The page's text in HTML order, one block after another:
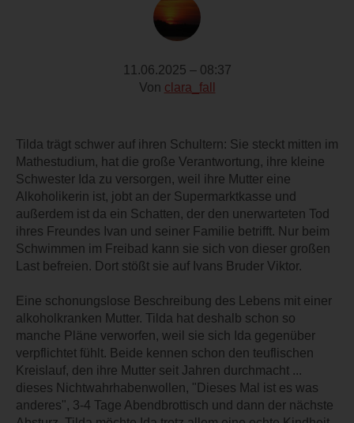
11.06.2025 – 08:37
Von clara_fall
Tilda trägt schwer auf ihren Schultern: Sie steckt mitten im
Mathestudium, hat die große Verantwortung, ihre kleine
Schwester Ida zu versorgen, weil ihre Mutter eine
Alkoholikerin ist, jobt an der Supermarktkasse und
außerdem ist da ein Schatten, der den unerwarteten Tod
ihres Freundes Ivan und seiner Familie betrifft. Nur beim
Schwimmen im Freibad kann sie sich von dieser großen
Last befreien. Dort stößt sie auf Ivans Bruder Viktor.
Eine schonungslose Beschreibung des Lebens mit einer
alkoholkranken Mutter. Tilda hat deshalb schon so
manche Pläne verworfen, weil sie sich Ida gegenüber
verpflichtet fühlt. Beide kennen schon den teuflischen
Kreislauf, den ihre Mutter seit Jahren durchmacht ...
dieses Nichtwahrhabenwollen, "Dieses Mal ist es was
anderes", 3-4 Tage Abendbrottisch und dann der nächste